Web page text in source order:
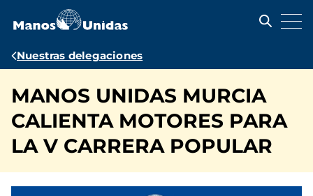
contenido
Ruta
navegación
Nuestras delegaciones
MANOS UNIDAS MURCIA
CALIENTA MOTORES PARA
LA V CARRERA POPULAR